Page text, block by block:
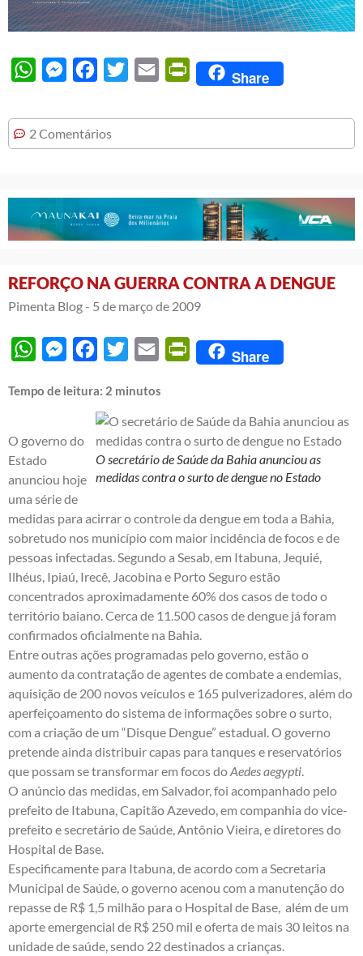
WhatsAppMessengerFacebook
Twitter Email PrintFriendly
Share
2 Comentários
REFORÇO NA GUERRA CONTRA A DENGUE
Pimenta Blog - 5 de março de 2009
WhatsAppMessengerFacebook
Twitter Email PrintFriendly
Share
Tempo de leitura: 2 minutos
O secretário de Saúde da Bahia anunciou as
medidas contra o surto de dengue no Estado
O governo do
Estado
anunciou hoje
uma série de
medidas para acirrar o controle da dengue em toda a Bahia,
sobretudo nos município com maior incidência de focos e de
pessoas infectadas. Segundo a Sesab, em Itabuna, Jequié,
Ilhéus, Ipiaú, Irecê, Jacobina e Porto Seguro estão
concentrados aproximadamente 60% dos casos de todo o
território baiano. Cerca de 11.500 casos de dengue já foram
confirmados oficialmente na Bahia.
Entre outras ações programadas pelo governo, estão o
aumento da contratação de agentes de combate a endemias,
aquisição de 200 novos veículos e 165 pulverizadores, além do
aperfeiçoamento do sistema de informações sobre o surto,
com a criação de um “Disque Dengue” estadual. O governo
pretende ainda distribuir capas para tanques e reservatórios
que possam se transformar em focos doAedes aegypti.
O anúncio das medidas, em Salvador, foi acompanhado pelo
prefeito de Itabuna, Capitão Azevedo, em companhia do vice-
prefeito e secretário de Saúde, Antônio Vieira, e diretores do
Hospital de Base.
Especificamente para Itabuna, de acordo com a Secretaria
Municipal de Saúde, o governo acenou com a manutenção do
repasse de R$ 1,5 milhão para o Hospital de Base, além de um
aporte emergencial de R$ 250 mil e oferta de mais 30 leitos na
unidade de saúde, sendo 22 destinados a crianças.